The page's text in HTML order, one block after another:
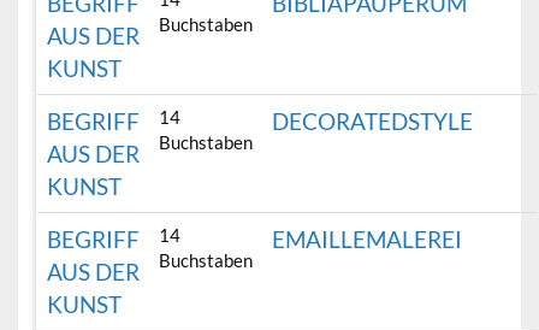
AUS DER
KUNST
Buchstaben
BEGRIFF
AUS DER
KUNST
14
Buchstaben
DECORATEDSTYLE
BEGRIFF
AUS DER
KUNST
14
Buchstaben
EMAILLEMALEREI